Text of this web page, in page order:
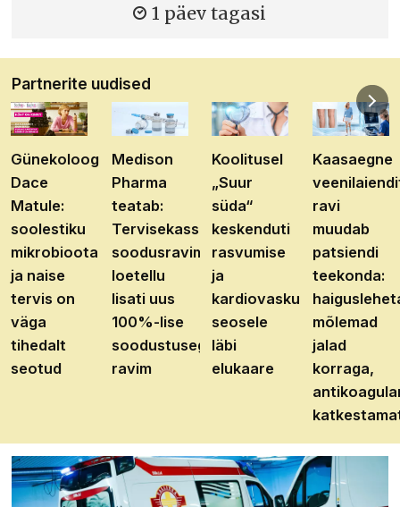
1 päev tagasi
Partnerite uudised
Günekoloog
Dace
Matule:
soolestiku
mikrobioota
ja naise
tervis on
väga
tihedalt
seotud
Medison
Pharma
teatab:
Tervisekassa
soodusravimite
loetellu
lisati uus
100%-lise
soodustusega
ravim
Koolitusel
„Suur
süda“
keskenduti
rasvumise
ja
kardiovaskulaarhaiguste
seosele
läbi
elukaare
Kaasaegne
ravi
muudab
patsiendi
teekonda:
mõlemad
jalad
korraga,